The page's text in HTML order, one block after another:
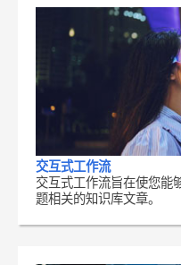
交互式工作流
交互式工作流旨在使您能
题相关的知识库文章。